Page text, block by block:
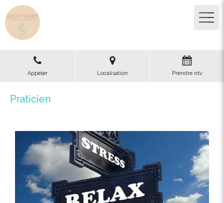
Appeler Localisation Prendre rdv
Praticien